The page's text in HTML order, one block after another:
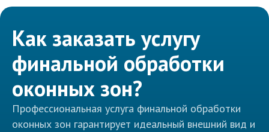
Как заказать услугу
финальной обработки
оконных зон?
Профессиональная услуга финальной обработки
оконных зон гарантирует идеальный внешний вид и